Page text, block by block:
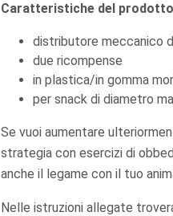
Caratteristiche del
distributore meccanico
due ricompense
in plastica/in gomma
per snack di diametro
Se vuoi aumentare
strategia con esercizi di
anche il legame con il tuo
Nelle istruzioni allegate